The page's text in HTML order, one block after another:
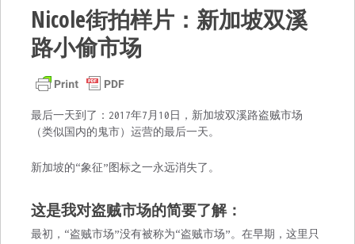
Nicole街拍样片：新加坡双溪
路小偷市场
最后一天到了：2017年7月10日，新加坡双溪路盗贼市场
（类似国内的鬼市）运营的最后一天。
新加坡的“象征”图标之一永远消失了。
这是我对盗贼市场的简要了解：
最初，“盗贼市场”没有被称为“盗贼市场”。在早期，这里只